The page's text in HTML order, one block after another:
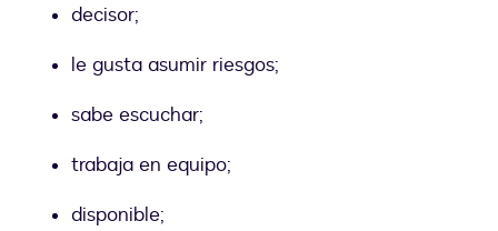
decisor;
le gusta asumir riesgos;
sabe escuchar;
trabaja en equipo;
disponible;